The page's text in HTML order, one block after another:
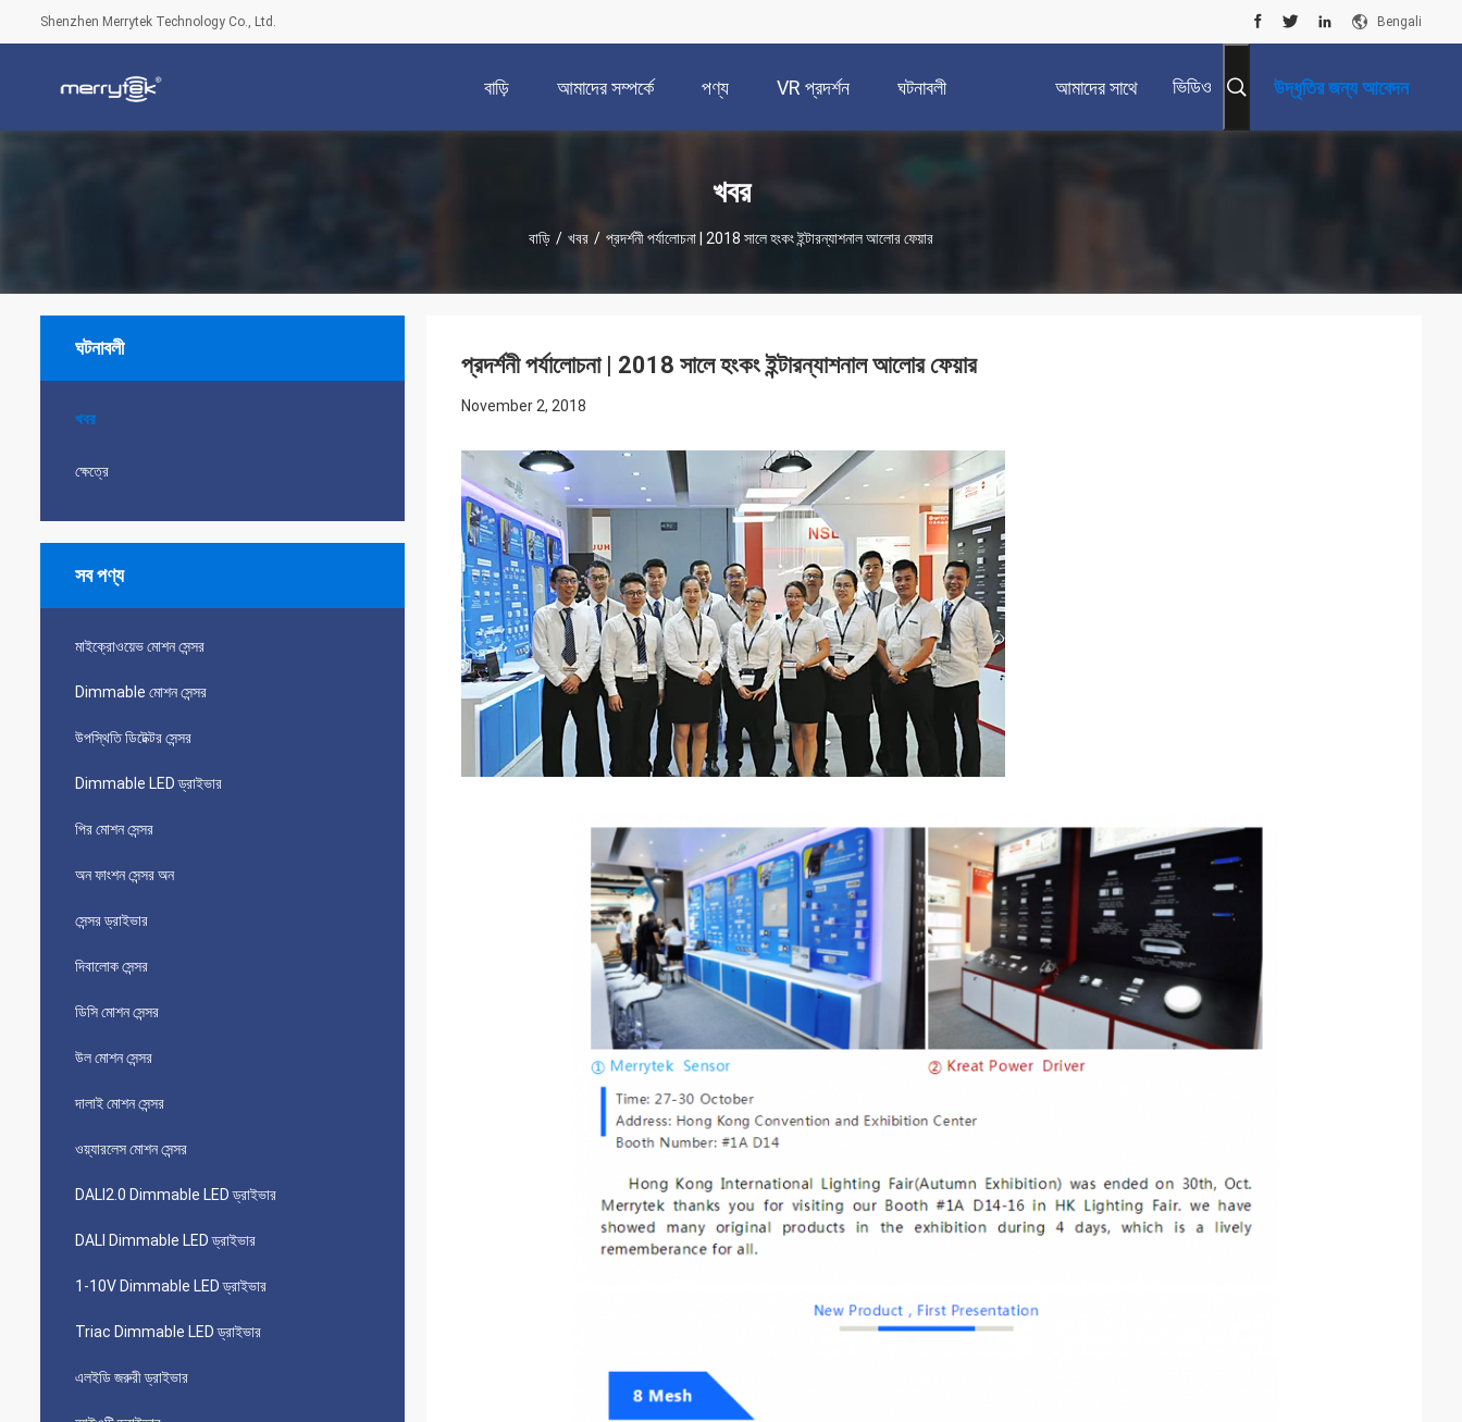
Shenzhen Merrytek Technology Co., Ltd. Bengali
বাড়ি আমাদের সম্পর্কে পণ্য VR প্রদর্শন ঘটনাবলী আমাদের সাথে ভিডিও উদ্ধৃতির জন্য আবেদন
খবর
বাড়ি / খবর / প্রদর্শনী পর্যালোচনা | 2018 সালে হংকং ইন্টারন্যাশনাল আলোর ফেয়ার
ঘটনাবলী
খবর
ক্ষেত্রে
সব পণ্য
মাইক্রোওয়েভ মোশন সেন্সর
Dimmable মোশন সেন্সর
উপস্থিতি ডিটেক্টর সেন্সর
Dimmable LED ড্রাইভার
পির মোশন সেন্সর
অন ​​ফাংশন সেন্সর অন
সেন্সর ড্রাইভার
দিবালোক সেন্সর
ডিসি মোশন সেন্সর
উল মোশন সেন্সর
দালাই মোশন সেন্সর
ওয়্যারলেস মোশন সেন্সর
DALI2.0 Dimmable LED ড্রাইভার
DALI Dimmable LED ড্রাইভার
1-10V Dimmable LED ড্রাইভার
Triac Dimmable LED ড্রাইভার
এলইডি জরুরী ড্রাইভার
প্রদর্শনী পর্যালোচনা | 2018 সালে হংকং ইন্টারন্যাশনাল আলোর ফেয়ার
November 2, 2018